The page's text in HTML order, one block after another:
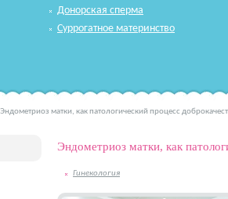
Донорская сперма
Суррогатное материнство
Эндометриоз матки, как патологический процесс
Эндометриоз матки, как
Гинекология